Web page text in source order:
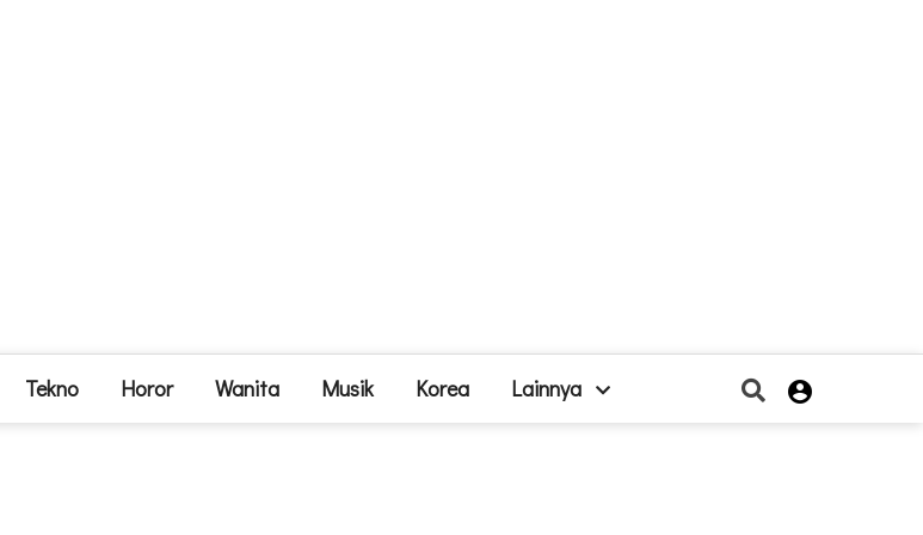
Tekno Horor Wanita Musik Korea Lainnya 